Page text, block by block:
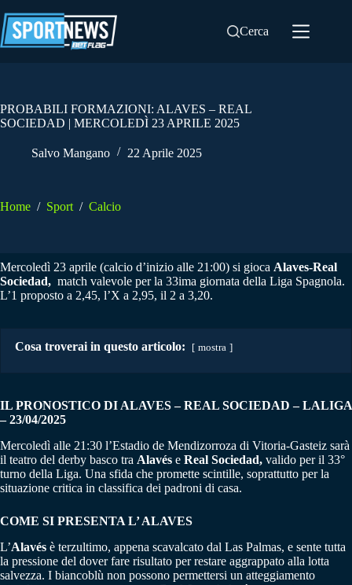
al
contenuto
Cerca
PROBABILI FORMAZIONI: ALAVES – REAL
SOCIEDAD | MERCOLEDÌ 23 APRILE 2025
Salvo Mangano 22 Aprile 2025
Home / Sport / Calcio
Mercoledì 23 aprile (calcio d’inizio alle 21:00) si gioca Alaves-Real
Sociedad, match valevole per la 33ima giornata della Liga Spagnola.
L’1 proposto a 2,45, l’X a 2,95, il 2 a 3,20.
Cosa troverai in questo articolo: mostra
IL PRONOSTICO DI ALAVES – REAL SOCIEDAD – LALIGA
– 23/04/2025
Mercoledì alle 21:30 l’Estadio de Mendizorroza di Vitoria-Gasteiz sarà
il teatro del derby basco tra Alavés e Real Sociedad, valido per il 33°
turno della Liga. Una sfida che promette scintille, soprattutto per la
situazione critica in classifica dei padroni di casa.
COME SI PRESENTA L’ ALAVES
L’Alavés è terzultimo, appena scavalcato dal Las Palmas, e sente tutta
la pressione del dover fare risultato per restare aggrappato alla lotta
salvezza. I biancoblù non possono permettersi un atteggiamento